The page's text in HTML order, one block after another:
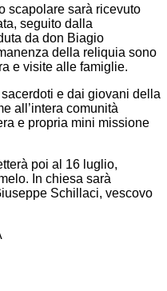
scapolare sarà ricevuto
seguito dalla
da don Biagio
della reliquia sono
e visite alle famiglie.
e dai giovani della
all’intera comunità
e propria mini missione
poi al 16 luglio,
In chiesa sarà
Schillaci, vescovo